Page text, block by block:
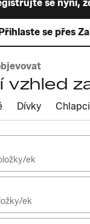
se nyní,
se přes
vzhled
Dívky Chlapci
ek
ek